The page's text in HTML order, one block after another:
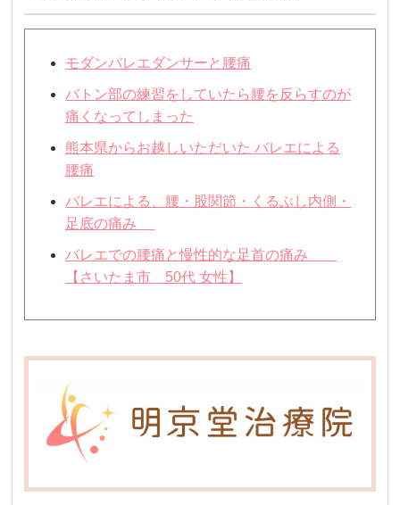
モダンバレエダンサーと腰痛
バトン部の練習をしていたら腰を反らすのが
痛くなってしまった
熊本県からお越しいただいた バレエによる
腰痛
バレエによる、腰・股関節・くるぶし内側・
足底の痛み
バレエでの腰痛と慢性的な足首の痛み
【さいたま市 50代 女性】